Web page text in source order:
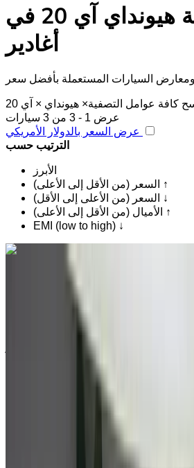
مستعملة هيونداي آي 20 في
أغادير
السيارات المستعملة بأفضل سعر
كافة عوامل التصفية× هيونداي × آي 20
عرض 1 - 3 من 3 سيارات
الترتيب حسب
الأبرز
السعر (من الأقل إلى الأعلى) ↑
السعر (من الأعلى إلى الأقل) ↓
الأميال (من الأقل إلى الأعلى) ↑
EMI (low to high) ↓
أبيض سيارات مدمجة, بنزين سيارة, أخرى
المواصفات, تلقائي 4-أبواب
مطار أغادير, أغادير
أخرى المواصفات
34220 كيلومتر